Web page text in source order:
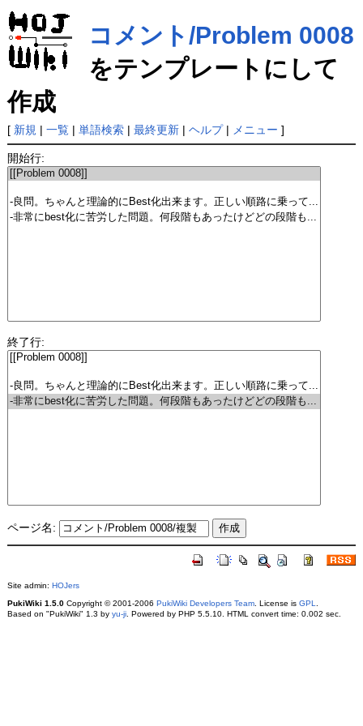
コメント/Problem 0008
をテンプレートにして
作成
[ 新規 | 一覧| 単語検索| 最終更新| ヘルプ| メニュー ]
開始行:
終了行:
ページ名:
Site admin: HOJers
PukiWiki 1.5.0Copyright © 2001-2006 PukiWiki Developers Team. License is GPL
Based on "PukiWiki" 1.3 by yu-ji. Powered by PHP 5.5.10. HTML convert time: 0.002 sec.